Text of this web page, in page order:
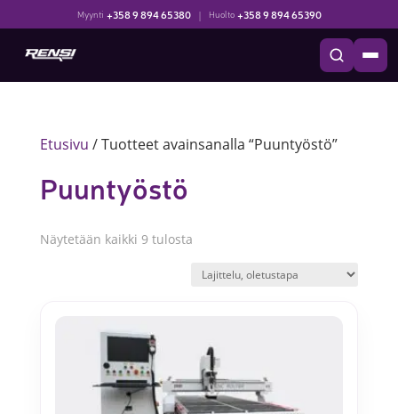
Myynti +358 9 894 65380 | Huolto +358 9 894 65390
Etusivu / Tuotteet avainsanalla “Puuntyöstö”
Puuntyöstö
Näytetään kaikki 9 tulosta